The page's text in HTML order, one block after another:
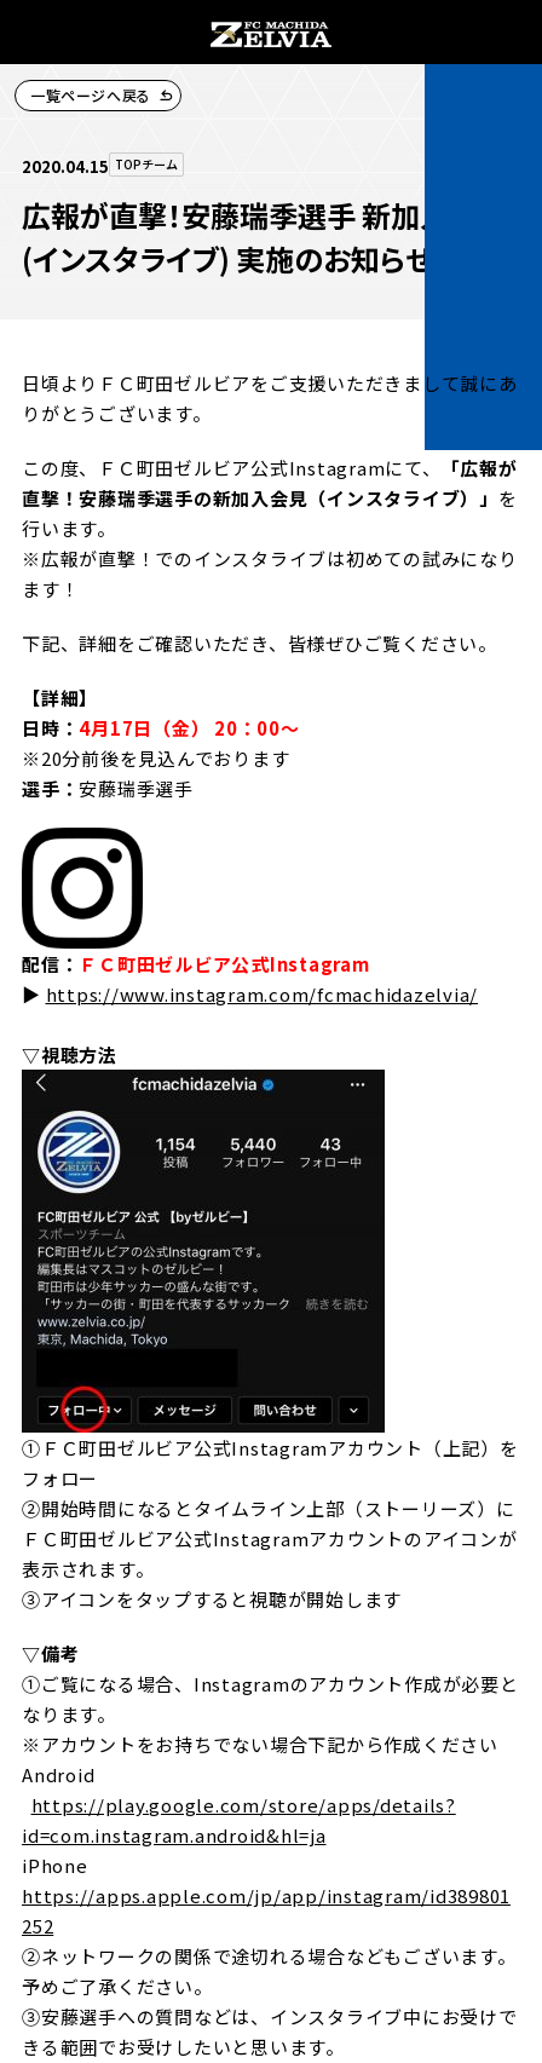
TOPチーム
試合情報
チケット
メディア
ホームタウン活動
アカデミー
スクール
その他
試合情報
試合データ
試合日程・結果
観戦する
観戦するトップ
チケットを買う
チケット購入
チケット購入手順
チケット販売スケジュール
スタジアムアクセス
スタジアムマップ
観戦方法を知る
スタジアム観戦ガイド
観戦マナー＆ルール
車イスでの観戦
試合運営管理規程
クラブを知る
ＦＣ町田ゼルビアについて
選手・スタッフ紹介
ファンになる
ファンになるトップ
ファンクラブ
シーズンシート
ＦＣ町田ゼルビアをサポート
トレーニングの見学・ファンサービス
ＦＣ町田ゼルビアカレンダー
三輪緑山ベースを利用
三輪緑山ベースご利用案内
グッズを買う
オンラインストア
ユニフォーム
ホームタウン
ホームタウントップ
ゼルビアアシスト募集
ゼルビアアシスト協賛企業一覧
ゼルナビ
ゼル塾
ＦＣ町田ゼルビアスポーツクラブ
ＦＣ町田ゼルビアアカデミー
ゼルビアフットサルパーク
パートナー
パートナートップ
パートナー企業一覧
お問い合わせ
FOLLOW
一覧ページへ戻る
2020.04.15 TOPチーム
広報が直撃！安藤瑞季選手 新加入会見
(インスタライブ) 実施のお知らせ
日頃よりＦＣ町田ゼルビアをご支援いただきまして誠にあ
りがとうございます。
この度、ＦＣ町田ゼルビア公式Instagramにて、
「広報が
直撃！安藤瑞季選手の新加入会見（インスタライブ）」 を
行います。
※広報が直撃！でのインスタライブは初めての試みになり
ます！
下記、詳細をご確認いただき、皆様ぜひご覧ください。
【詳細】
日時： 4月17日（金） 20：00～
※20分前後を見込んでおります
選手：安藤瑞季選手
配信： ＦＣ町田ゼルビア公式Instagram
▶ https://www.instagram.com/fcmachidazelvia/
▽視聴方法
①ＦＣ町田ゼルビア公式Instagramアカウント（上記）を
フォロー
②開始時間になるとタイムライン上部（ストーリーズ）に
ＦＣ町田ゼルビア公式Instagramアカウントのアイコンが
表示されます。
③アイコンをタップすると視聴が開始します
▽備考
①ご覧になる場合、Instagramのアカウント作成が必要と
なります。
※アカウントをお持ちでない場合下記から作成ください
Android
https://play.google.com/store/apps/details?
id=com.instagram.android&hl=ja
iPhone
https://apps.apple.com/jp/app/instagram/id389801
252
②ネットワークの関係で途切れる場合などもございます。
予めご了承ください。
③安藤選手への質問などは、インスタライブ中にお受けで
きる範囲でお受けしたいと思います。